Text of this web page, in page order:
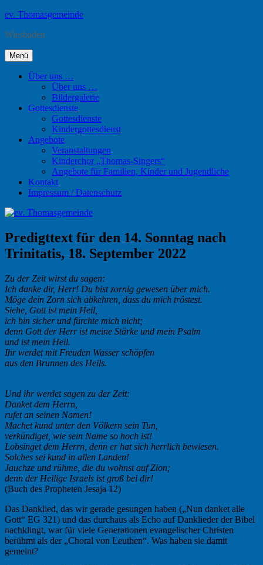
Zum
springen
ev. Thomasgemeinde
Wiesbaden
Menü
Über uns …
Über uns …
Bildergalerie
Gottesdienste
Gottesdienste
Kindergottesdienst
Angebote
Veranstaltungen
Kinderchor „Thomas-Singers“
Angebote für Familien, Kinder und Jugendliche
Kontakt
Impressum / Datenschutz
Predigttext für den 14. Sonntag nach
Trinitatis, 18. September 2022
Zu der Zeit wirst du sagen:
Ich danke dir, Herr! Du bist zornig gewesen über mich.
Möge dein Zorn sich abkehren, dass du mich tröstest.
Siehe, Gott ist mein Heil,
ich bin sicher und fürchte mich nicht;
denn Gott der Herr ist meine Stärke und mein Psalm
und ist mein Heil.
Ihr werdet mit Freuden Wasser schöpfen
aus den Brunnen des Heils.
Und ihr werdet sagen zu der Zeit:
Danket dem Herrn,
rufet an seinen Namen!
Machet kund unter den Völkern sein Tun,
verkündiget, wie sein Name so hoch ist!
Lobsinget dem Herrn, denn er hat sich herrlich bewiesen.
Solches sei kund in allen Landen!
Jauchze und rühme, die du wohnst auf Zion;
denn der Heilige Israels ist groß bei dir!
(Buch des Propheten Jesaja 12)
Das Danklied, das wir gerade gesungen haben („Nun danket alle
Gott“ EG 321) und das durchaus als Echo auf Danklieder der Bibel
nachklingt, war für viele Generationen evangelischer Christen
berühmt als der „Choral von Leuthen“. Was haben sie damit
gemeint?